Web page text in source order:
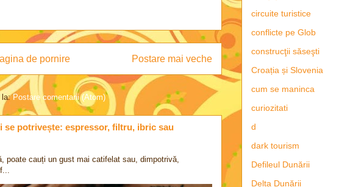
Postare mai veche
de pornire
la:Postare comentarii (Atom)
se potrivește: espressor, filtru, ibric sau
poate cauți un gust mai catifelat sau, dimpotrivă,
circuite turistice
conflicte pe Glob
construcţii săseşti
Croația și Slovenia
cum se maninca
curiozitati
d
dark tourism
Defileul Dunării
Delta Dunării